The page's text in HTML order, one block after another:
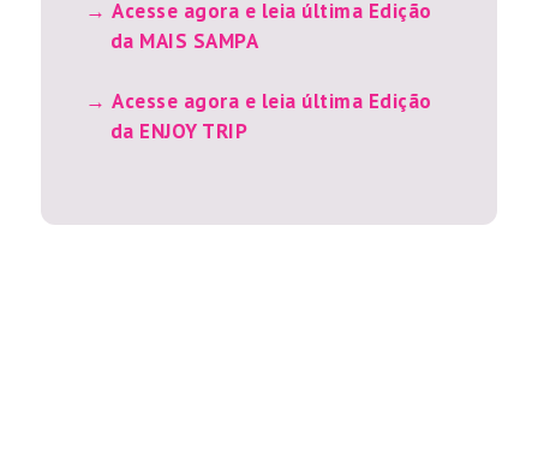
Acesse agora e leia última Edição
da MAIS SAMPA
Acesse agora e leia última Edição
da ENJOY TRIP